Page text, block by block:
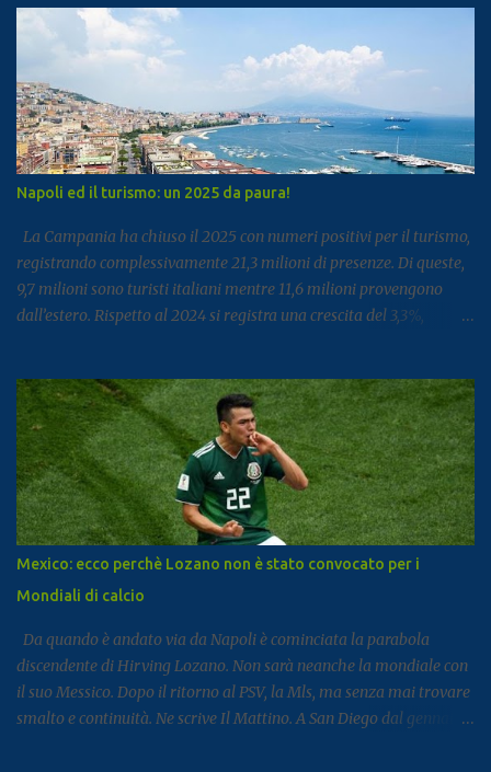
Napoli ed il turismo: un 2025 da paura!
La Campania ha chiuso il 2025 con numeri positivi per il turismo,
registrando complessivamente 21,3 milioni di presenze. Di queste,
9,7 milioni sono turisti italiani mentre 11,6 milioni provengono
dall’estero. Rispetto al 2024 si registra una crescita del 3,3%,
dedicato al turismo, pubblicato come di consueto con alcuni mesi
di ritardo ma utile per fotografare l’andamento complessivo del
comparto nella regione. Napoli e Sorrento trainano il settore: Tra
le principali destinazioni spicca Napoli, che con 3,8 milioni di
presenze si posiziona al dodicesimo posto tra le mete turistiche
italiane, risultando la città con il miglior risultato nel
Mezzogiorno. Subito dopo si colloca Sorrento, che ha registrato 2,8
milioni di presenze e continua a distinguersi anche per alcuni dati
particolari. Circa il 90% dei visitatori della località costiera
proviene infatt...
Mexico: ecco perchè Lozano non è stato convocato per i
Mondiali di calcio
Da quando è andato via da Napoli è cominciata la parabola
discendente di Hirving Lozano. Non sarà neanche la mondiale con
il suo Messico. Dopo il ritorno al PSV, la Mls, ma senza mai trovare
smalto e continuità. Ne scrive Il Mattino. A San Diego dal gennaio